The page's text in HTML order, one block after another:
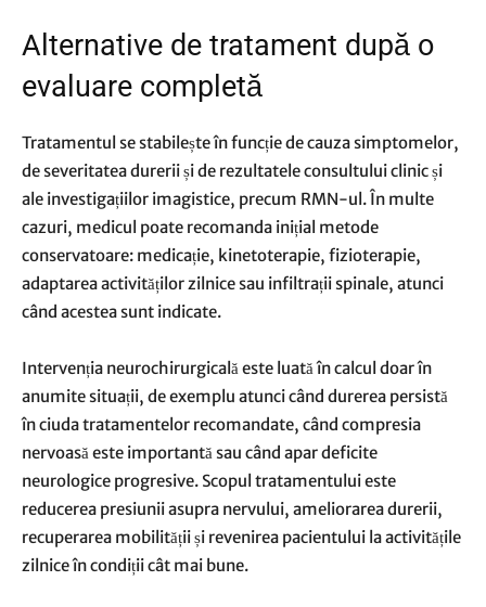
Alternative de tratament după o
evaluare completă
Tratamentul se stabilește în funcție de cauza simptomelor,
de severitatea durerii și de rezultatele consultului clinic și
ale investigațiilor imagistice, precum RMN-ul. În multe
cazuri, medicul poate recomanda inițial metode
conservatoare: medicație, kinetoterapie, fizioterapie,
adaptarea activităților zilnice sau infiltrații spinale, atunci
când acestea sunt indicate.
Intervenția neurochirurgicală este luată în calcul doar în
anumite situații, de exemplu atunci când durerea persistă
în ciuda tratamentelor recomandate, când compresia
nervoasă este importantă sau când apar deficite
neurologice progresive. Scopul tratamentului este
reducerea presiunii asupra nervului, ameliorarea durerii,
recuperarea mobilității și revenirea pacientului la activitățile
zilnice în condiții cât mai bune.